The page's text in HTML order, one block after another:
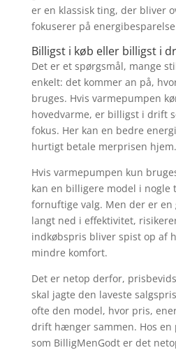
er en klassisk ting, der bliver
fokuserer på
Billigst i køb eller billigst i
Det er et spørgsmål, mange
enkelt: det kommer an på,
bruges. Hvis varmepumpen
hovedvarme, er billigst i drift
fokus. Her kan en bedre
hurtigt betale merprisen hjem.
Hvis varmepumpen kun
kan en billigere model i
fornuftige valg. Men der er
langt ned i effektivitet,
indkøbspris bliver spist op af
mindre komfort.
Det er netop derfor,
skal jagte den laveste
ofte den model, hvor pris,
drift hænger sammen. Hos
som BilligMenGodt er det